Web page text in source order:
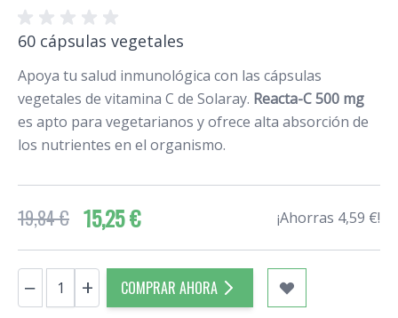
60 cápsulas vegetales
Apoya tu salud inmunológica con las cápsulas
vegetales de vitamina C de Solaray. Reacta-C 500 mg
es apto para vegetarianos y ofrece alta absorción de
los nutrientes en el organismo.
19,84 € 15,25 € ¡Ahorras 4,59 €!
Cantidad
− + COMPRAR AHORA